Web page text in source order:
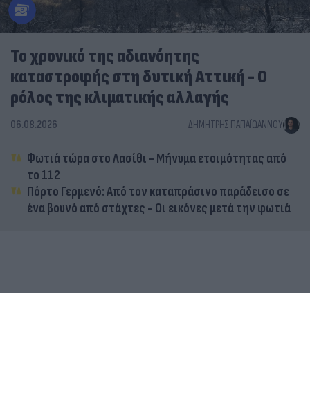
Το χρονικό της αδιανόητης
καταστροφής στη δυτική Αττική - Ο
ρόλος της κλιματικής αλλαγής
06.08.2026 ΔΗΜΉΤΡΗΣ ΠΑΠΑΪΩΆΝΝΟΥ
Φωτιά τώρα στο Λασίθι - Μήνυμα ετοιμότητας από
το 112
Πόρτο Γερμενό: Από τον καταπράσινο παράδεισο σε
ένα βουνό από στάχτες - Οι εικόνες μετά την φωτιά